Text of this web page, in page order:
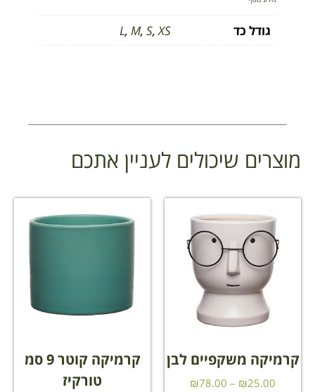
גודל כד L, M, S,XS
מוצרים שיכולים לעניין אתכם
קרמיקה משקפיים לבן
₪25.00
–
₪78.00
קרמיקה קוטר 9 סמ
טורקיז